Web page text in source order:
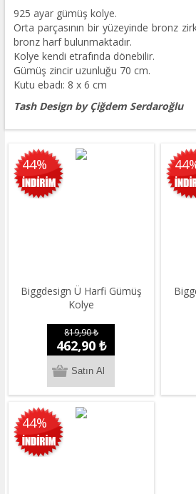
925 ayar gümüş kolye.
Orta parçasının bir yüzeyinde bronz
bronz harf bulunmaktadır.
Kolye kendi etrafında dönebilir.
Gümüş zincir uzunluğu 70 cm.
Kutu ebadı: 8 x 6 cm
Tash Design by Çiğdem Serdaroğlu
44%
Biggdesign Ü Harfi Gümüş
Kolye
819,90 ₺
462,90 ₺
44%